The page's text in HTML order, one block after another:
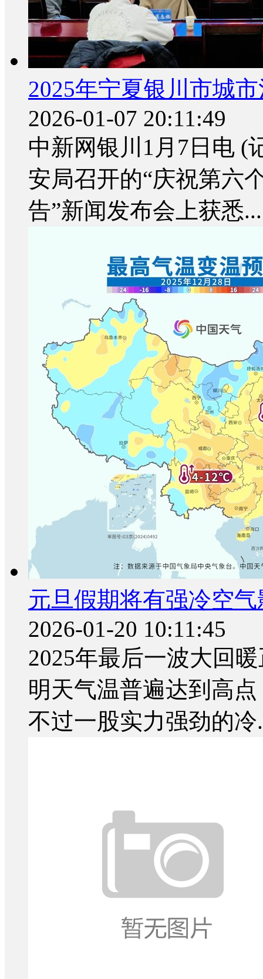
2025年宁夏银川市城
2026-01-07 20:11:49
中新网银川1月7日电 (
安局召开的“庆祝第六
告”新闻发布会上获悉...
元旦假期将有强冷空
2026-01-20 10:11:45
2025年最后一波大回
明天气温普遍达到高
不过一股实力强劲的冷